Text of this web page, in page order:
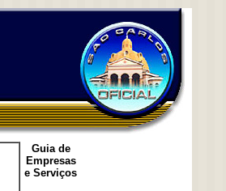
Guia de
Empresas
e Serviços